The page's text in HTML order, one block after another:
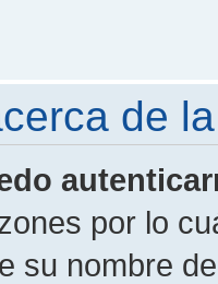
de
por lo
su nombre